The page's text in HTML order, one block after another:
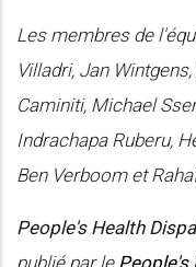
Les membres de
Villadri, Jan
Caminiti, Michael
Indrachapa Ruberu,
Ben Verboom et
People's Health
publié par le People's